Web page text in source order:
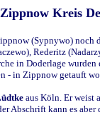
Kreis
(Sypnywo)
Rederitz
in Doderlage wurden
- in Zippnow getauft
aus Köln. Er weist
Abschrift kann es